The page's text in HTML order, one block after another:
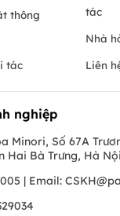
thông
tác
tác
Nhà
Liên
nghiệp
Minori, Số 67A
Hai Bà Trưng, Hà Nội
| Email: